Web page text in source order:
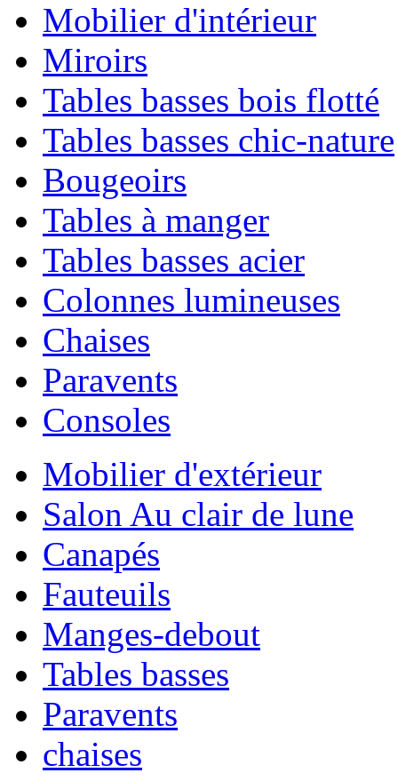
Mobilier d'intérieur
Miroirs
Tables basses bois flotté
Tables basses chic-nature
Bougeoirs
Tables à manger
Tables basses acier
Colonnes lumineuses
Chaises
Paravents
Consoles
Mobilier d'extérieur
Salon Au clair de lune
Canapés
Fauteuils
Manges-debout
Tables basses
Paravents
chaises